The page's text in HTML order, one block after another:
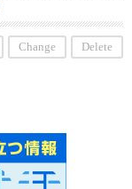
Change Delete